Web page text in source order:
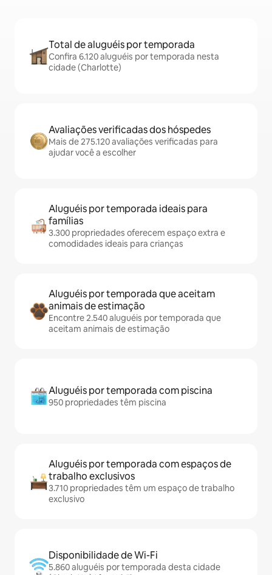
Total de aluguéis por temporada
Confira 6.120 aluguéis por temporada nesta
cidade (Charlotte)
Avaliações verificadas dos hóspedes
Mais de 275.120 avaliações verificadas para
ajudar você a escolher
Aluguéis por temporada ideais para
famílias
3.300 propriedades oferecem espaço extra e
comodidades ideais para crianças
Aluguéis por temporada que aceitam
animais de estimação
Encontre 2.540 aluguéis por temporada que
aceitam animais de estimação
Aluguéis por temporada com piscina
950 propriedades têm piscina
Aluguéis por temporada com espaços de
trabalho exclusivos
3.710 propriedades têm um espaço de trabalho
exclusivo
Disponibilidade de Wi-Fi
5.860 aluguéis por temporada desta cidade